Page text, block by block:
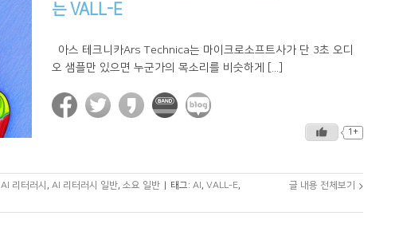
는 VALL-E
아스 테크니카Ars Technica는 마이크로소프트사가 단 3초 오디
오 샘플만 있으면 누군가의 목소리를 비슷하게 [...]
1+
AI 리터러시 , AI 리터러시 일반, 소요 일반 태그: AI , VALL-E,
글 내용 전체보기